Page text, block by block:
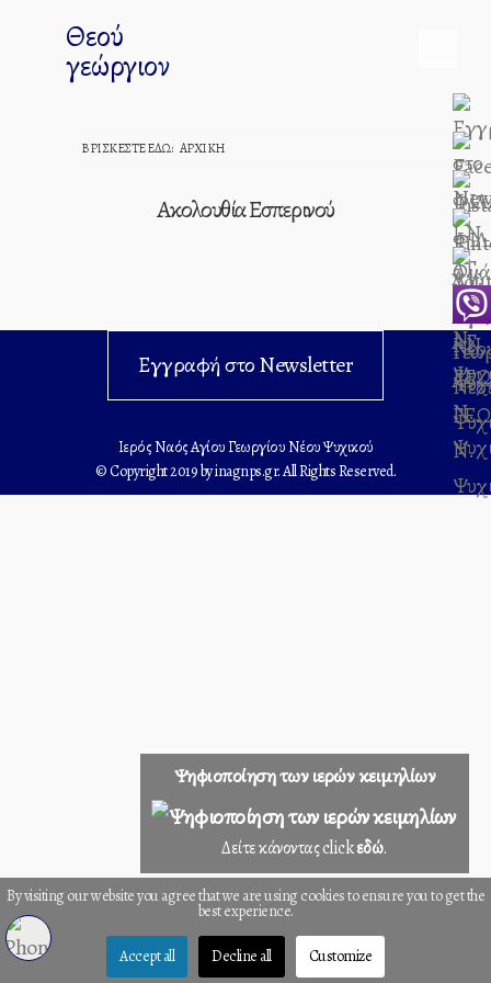
Θεού
γεώργιον
ΒΡΊΣΚΕΣΤΕ ΕΔΏ: ΑΡΧΙΚΉ
Ακολουθία Εσπερινού
Εγγραφή στο Newsletter
Ιερός Ναός Αγίου Γεωργίου Νέου Ψυχικού
© Copyright 2019 by inagnps.gr. All Rights Reserved.
Ψηφιοποίηση των ιερών κειμηλίων
Δείτε κάνοντας clickεδώ.
By visiting our website you agree that we are using cookies to ensure you to get the
best experience.
Accept all Decline all Customize